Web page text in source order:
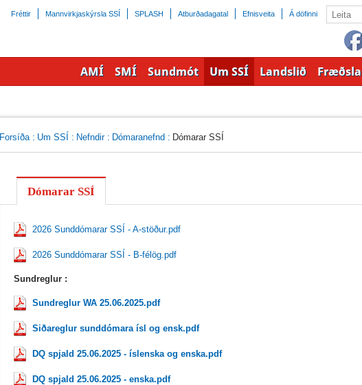
Forsíða: Um SSÍ : Nefndir: Dómaranefnd : Dómarar SSÍ
Dómarar SSÍ
2026 Sunddómarar SSÍ - A-stöður.pdf
2026 Sunddómarar SSÍ - B-félög.pdf
Sundreglur :
Sundreglur WA 25.06.2025.pdf
Siðareglur sunddómara ísl og ensk.pdf
DQ spjald 25.06.2025 - íslenska og enska.pdf
DQ spjald 25.06.2025 - enska.pdf
Fréttir Mannvirkjaskýrsla SSÍ SPLASH Atburðadagatal Efnisveita Á döfinni Leit:
AMÍ SMÍ Sundmót Um SSÍ Landslið Fræðsla